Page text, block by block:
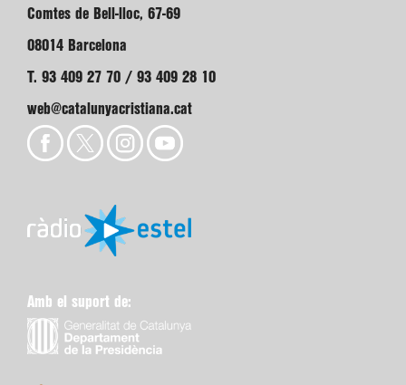
Comtes de Bell-lloc, 67-69
08014 Barcelona
T. 93 409 27 70 / 93 409 28 10
web@catalunyacristiana.cat
Amb el suport de: